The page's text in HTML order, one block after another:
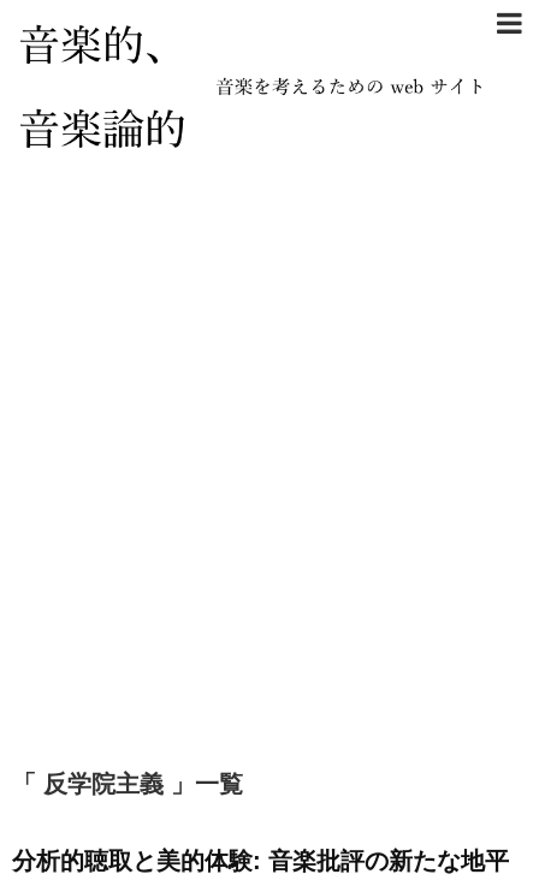
「 反学院主義 」一覧
分析的聴取と美的体験: 音楽批評の新たな地平